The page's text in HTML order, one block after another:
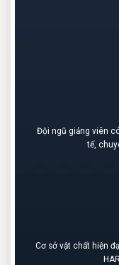
Đội ngũ giảng viên
tế,
Cơ sở vật chất hiện